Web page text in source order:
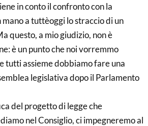
in conto il confronto con la
a tuttèoggi lo straccio di un
questo, a mio giudizio, non è
è un punto che noi vorremmo
tutti assieme dobbiamo fare una
legislativa dopo il Parlamento
del progetto di legge che
nel Consiglio, ci impegneremo al